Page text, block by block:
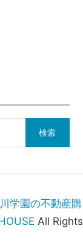
学園の不動産購
All Rights